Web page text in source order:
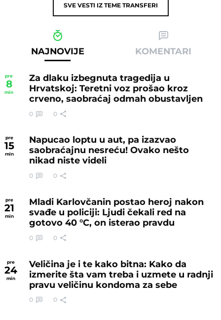
SVE VESTI IZ TEME TRANSFERI
NAJNOVIJE KOMENTARI
pre
8
min
Za dlaku izbegnuta tragedija u
Hrvatskoj: Teretni voz prošao kroz
crveno, saobraćaj odmah obustavljen
0 0
pre
15
min
Napucao loptu u aut, pa izazvao
saobraćajnu nesreću! Ovako nešto
nikad niste videli
0 0
pre
21
min
Mladi Karlovčanin postao heroj nakon
svađe u policiji: Ljudi čekali red na
gotovo 40 °C, on isterao pravdu
0 0
pre
24
min
Veličina je i te kako bitna: Kako da
izmerite šta vam treba i uzmete u radnji
pravu veličinu kondoma za sebe
0 0